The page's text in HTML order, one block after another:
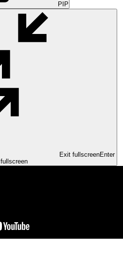
PIP
Exit fullscreenEnter
fullscreen